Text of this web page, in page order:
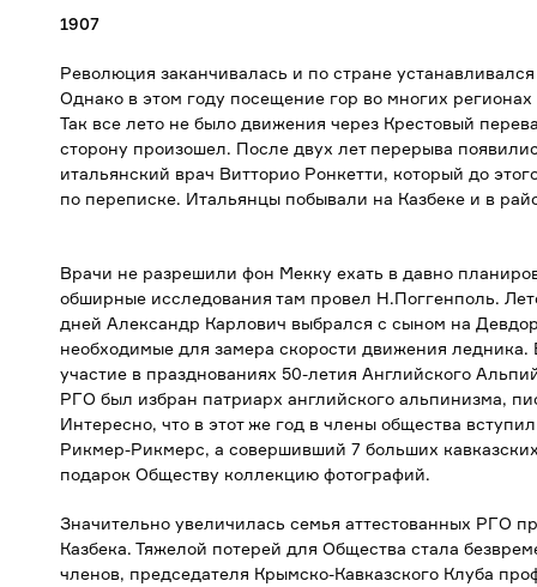
1907
Революция заканчивалась и по стране
Однако в этом году посещение гор во многих
Так все лето не было движения через Крестовый
сторону произошел. После двух лет перерыва
итальянский врач Витторио Ронкетти, который до
по переписке. Итальянцы побывали на Казбеке и в
Врачи не разрешили фон Мекку ехать в давно
обширные исследования там провел Н.Поггенполь.
дней Александр Карлович выбрался с сыном на
необходимые для замера скорости движения
участие в празднованиях 50-летия Английского
РГО был избран патриарх английского альпинизма,
Интересно, что в этот же год в члены общества
Рикмер-Рикмерс, а совершивший 7 больших
подарок Обществу коллекцию фотографий.
Значительно увеличилась семья аттестованных РГО
Казбека. Тяжелой потерей для Общества стала
членов, председателя Крымско-Кавказского Клуба